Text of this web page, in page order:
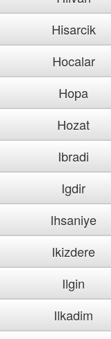
Hisarcik
Hocalar
Hopa
Hozat
Ibradi
Igdir
Ihsaniye
Ikizdere
Ilgin
Ilkadim